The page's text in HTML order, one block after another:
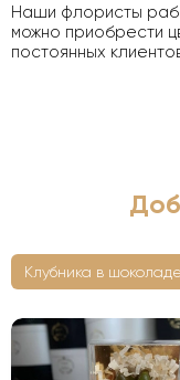
Наши флористы
можно приобрести
постоянных
Клубника в шоколаде